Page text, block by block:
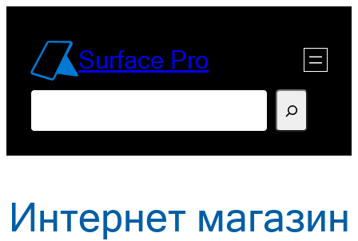
содержимомуSurface Pro
Интернет магазин